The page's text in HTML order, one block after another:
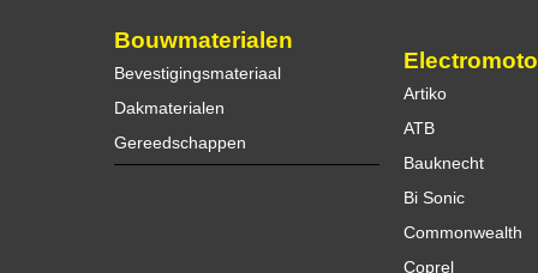
Bouwmaterialen
Bevestigingsmateriaal
Dakmaterialen
Gereedschappen
Artiko
ATB
Bauknecht
Bi Sonic
Commonwealth
Coprel